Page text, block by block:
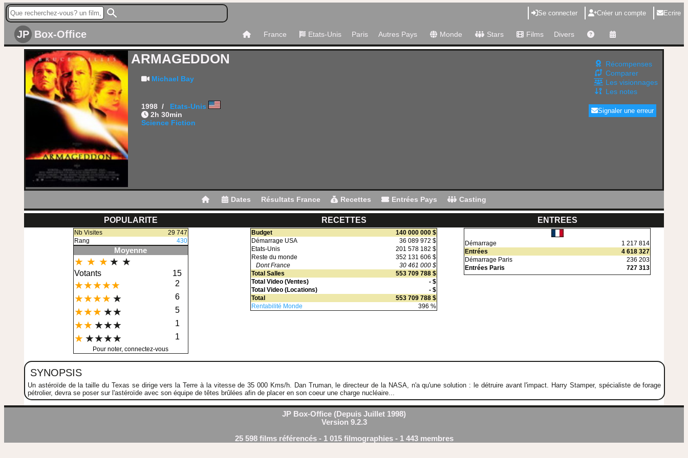
Se connecter Créer un compte Ecrire
JP Box-Office France Etats-Unis Paris Autres Pays Monde Stars Films Divers
ARMAGEDDON
Michael Bay
1998 / Etats-Unis
2h 30min
Science Fiction
Récompenses
Comparer
Les visionnages
Les notes
Signaler une erreur
Dates Résultats France Recettes Entrées Pays Casting
POPULARITE RECETTES ENTREES
Nb Visites
29 747
Rang
430
Moyenne
★ ★ ★ ★ ★
Votants 15
★★★★★ 2
★★★★ ★ 6
★★★ ★★ 5
★★ ★★★ 1
★ ★★★★ 1
Pour noter, connectez-vous
Budget
140 000 000 $
Démarrage USA
36 089 972 $
Etats-Unis
201 578 182 $
Reste du monde
352 131 606 $
Dont France
30 461 000 $
Total Salles
553 709 788 $
Total Video (Ventes)
- $
Total Video (Locations)
- $
Total
553 709 788 $
Rentabilité Monde
396 %
Démarrage
1 217 814
Entrées
4 618 327
Démarrage Paris
236 203
Entrées Paris
727 313
SYNOPSIS
Un astéroïde de la taille du Texas se dirige vers la Terre à la vitesse de 35 000 Kms/h. Dan Truman, le directeur de la NASA, n'a qu'une solution : le détruire avant l'impact. Harry Stamper, spécialiste de forage
pétrolier, devra se poser sur l'astéroïde avec son équipe de têtes brûlées afin de placer en son coeur une charge nucléaire...
JP Box-Office (Depuis Juillet 1998)
Version 9.2.3
25 598 films référencés - 1 015 filmographies - 1 443 membres